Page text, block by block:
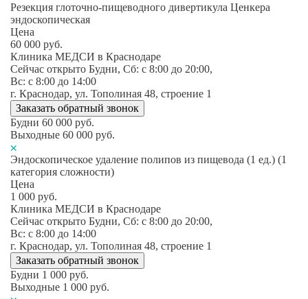
Резекция глоточно-пищеводного дивертикула Ценкера
эндоскопическая
Цена
60 000 руб.
Клиника МЕДСИ в Краснодаре
Сейчас открыто Будни, Сб: c 8:00 до 20:00,
Вс: c 8:00 до 14:00
г. Краснодар, ул. Тополиная 48, строение 1
Заказать обратный звонок
Будни 60 000 руб.
Выходные 60 000 руб.
Эндоскопическое удаление полипов из пищевода (1 ед.) (1
категория сложности)
Цена
1 000 руб.
Клиника МЕДСИ в Краснодаре
Сейчас открыто Будни, Сб: c 8:00 до 20:00,
Вс: c 8:00 до 14:00
г. Краснодар, ул. Тополиная 48, строение 1
Заказать обратный звонок
Будни 1 000 руб.
Выходные 1 000 руб.